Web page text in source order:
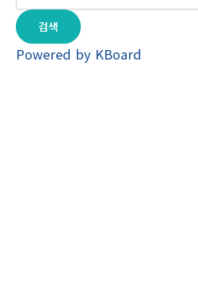
검색
Powered by KBoard